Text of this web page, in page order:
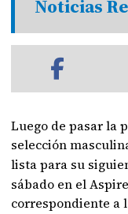
Noticias
Luego de pasar la
selección
lista para su
sábado en el
correspondiente a